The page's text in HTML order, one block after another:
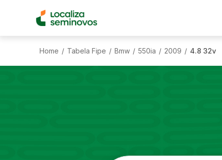
Home / Tabela Fipe / Bmw / 550ia / 2009 / 4.8 32v